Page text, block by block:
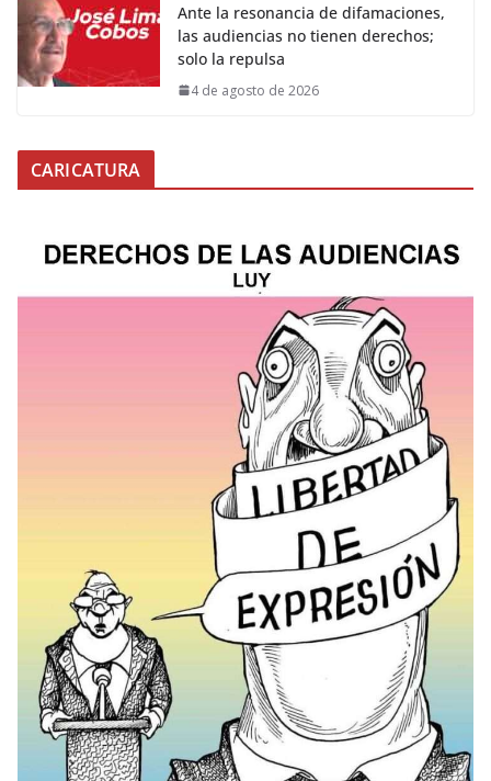
Ante la resonancia de difamaciones,
las audiencias no tienen derechos;
solo la repulsa
4 de agosto de 2026
CARICATURA